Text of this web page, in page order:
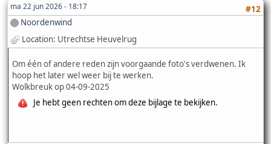
ma 22 jun 2026 - 18:17
#12
Noordenwind
Location: Utrechtse Heuvelrug
Om één of andere reden zijn voorgaande foto's verdwenen. Ik
hoop het later wel weer bij te werken.
Wolkbreuk op 04-09-2025
Je hebt geen rechten om deze bijlage te bekijken.